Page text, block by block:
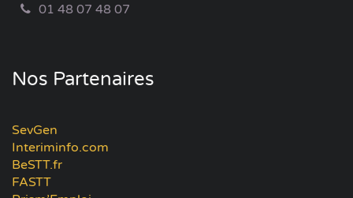
01 48 07 48 07
Nos Partenaires
SevGen
Interiminfo.com
BeSTT.fr
FASTT